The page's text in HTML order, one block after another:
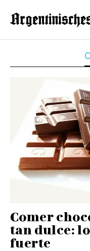
Comer
tan dulce:
fuerte